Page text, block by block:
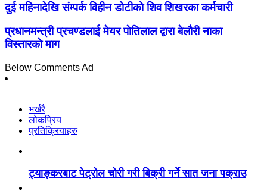
दुई महिनादेखि संम्पर्क विहीन डोटीको शिव शिखरका कर्मचारी
प्रधानमन्त्री प्रचण्डलाई मेयर पाेतिलाल द्वारा बेलौरी नाका
विस्तारकाे माग
Below Comments Ad
भर्खरै
लोकप्रिय
प्रतिक्रियाहरु
ट्याङ्करबाट पेट्रोल चोरी गरी बिक्री गर्ने सात जना पक्राउ